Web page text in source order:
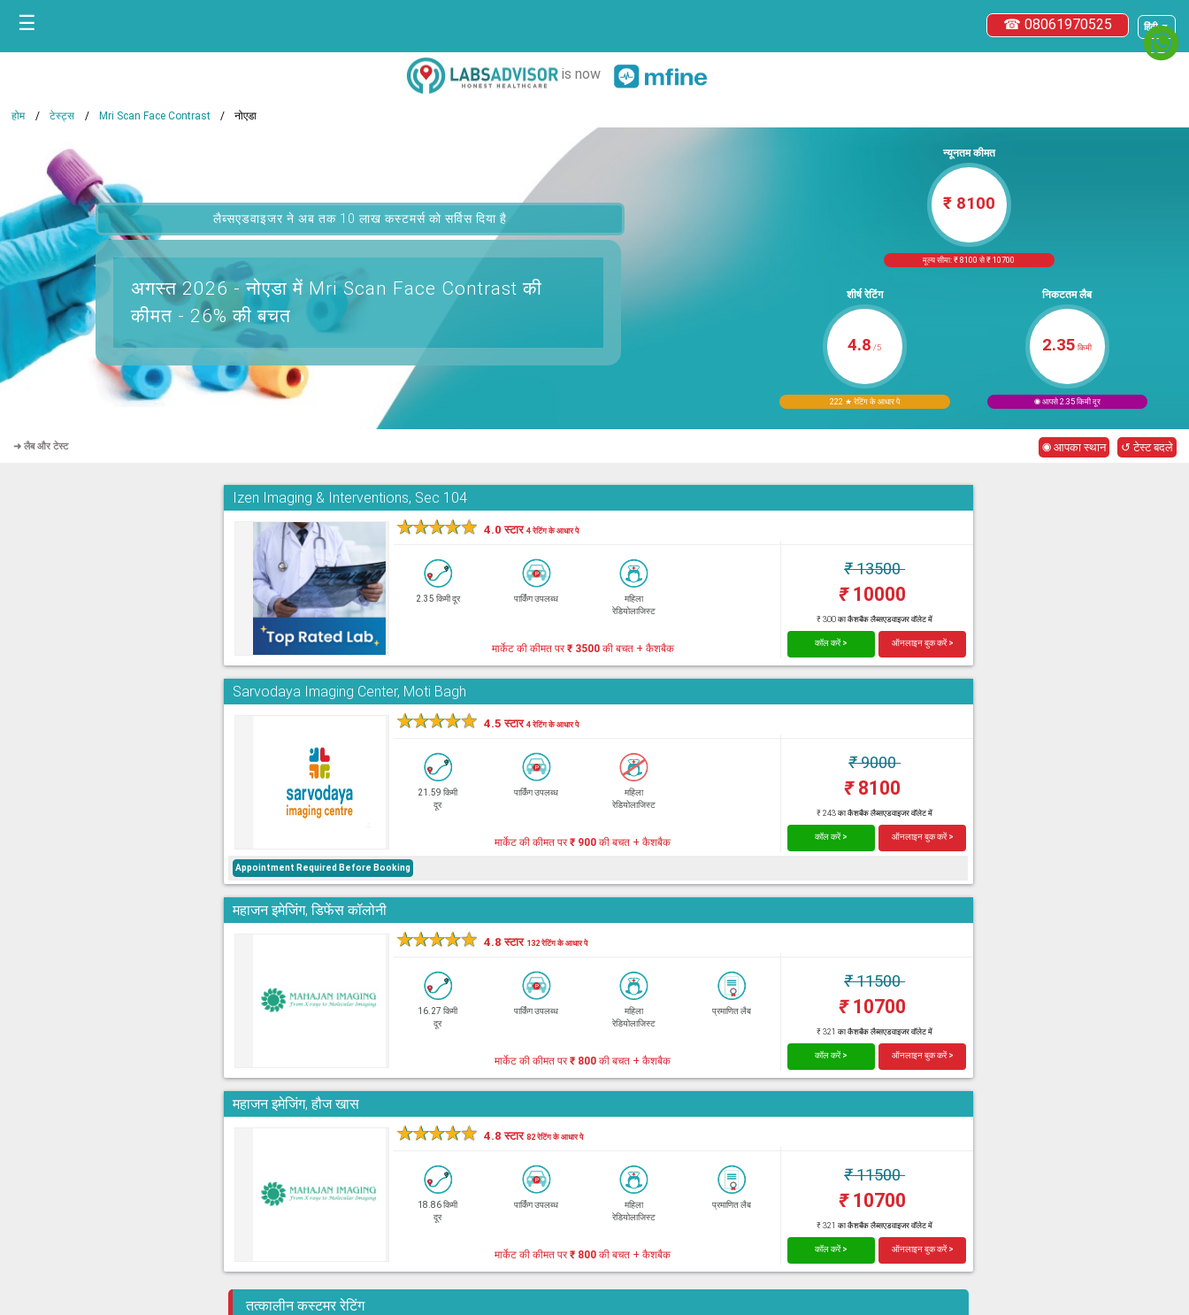
हिंदी ▼
☎ 08061970525
☰
is now
होम टेस्ट्स Mri Scan Face Contrast नोएडा
लैब्सएडवाइजर ने अब तक 10 लाख कस्टमर्स को सर्विस दिया है
अगस्त 2026 -नोएडा में Mri Scan Face Contrast की
कीमत - 26% की बचत
न्यूनतम कीमत
₹ 8100
मूल्य सीमा: ₹ 8100 से ₹ 10700
शीर्ष रेटिंग
4.8 /5
222 ★ रेटिंग के आधार पे
निकटतम लैब
2.35 किमी
◉ आपसे 2.35 किमी दूर
➜ लैब और टेस्ट ◉ आपका स्थान ↺ टेस्ट बदले
Izen Imaging & Interventions, Sec 104
★★★★★ 4.0 स्टार4 रेटिंग के आधार पे
2.35 किमी दूर पार्किंग उपलब्ध
महिला
रेडियोलाजिस्ट
₹13500
₹10000
₹ 300 का कैशबैक लैब्सएडवाइजर वॉलेट में
मार्केट की कीमत पर₹ 3500की बचत + कैशबैक कॉल करें > ऑनलाइन बुक करें >
Sarvodaya Imaging Center, Moti Bagh
★★★★★ 4.5 स्टार4 रेटिंग के आधार पे
21.59 किमी
दूर
पार्किंग उपलब्ध
महिला
रेडियोलाजिस्ट
₹9000
₹8100
₹ 243 का कैशबैक लैब्सएडवाइजर वॉलेट में
मार्केट की कीमत पर₹ 900 की बचत + कैशबैक कॉल करें > ऑनलाइन बुक करें >
Appointment Required Before Booking
महाजन इमेजिंग, डिफेंस कॉलोनी
★★★★★ 4.8 स्टार 132 रेटिंग के आधार पे
16.27 किमी
दूर
पार्किंग उपलब्ध
महिला
रेडियोलाजिस्ट
प्रमाणित लैब
₹11500
₹10700
₹ 321 का कैशबैक लैब्सएडवाइजर वॉलेट में
मार्केट की कीमत पर₹ 800 की बचत + कैशबैक कॉल करें > ऑनलाइन बुक करें >
महाजन इमेजिंग, हौज खास
★★★★★ 4.8 स्टार82 रेटिंग के आधार पे
18.86 किमी
दूर
पार्किंग उपलब्ध
महिला
रेडियोलाजिस्ट
प्रमाणित लैब
₹11500
₹10700
₹ 321 का कैशबैक लैब्सएडवाइजर वॉलेट में
मार्केट की कीमत पर₹ 800 की बचत + कैशबैक कॉल करें > ऑनलाइन बुक करें >
तत्कालीन कस्टमर रेटिंग